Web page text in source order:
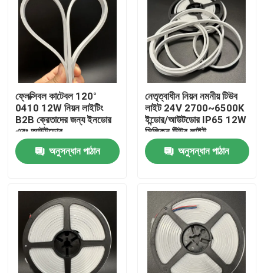
পণ্য
ভিডিও
ফ্লেক্সিবল কাটেবল 120°
0410 12W নিয়ন লাইটিং
B2B ক্রেতাদের জন্য ইনডোর
এবং আউটডোর
অনুসন্ধান পাঠান
নেতৃত্বাধীন নিয়ন নমনীয় টিউব
লাইট 24V 2700~6500K
ইন্ডোর/আউটডোর IP65 12W
সিলিকন টিউব লাইট
অনুসন্ধান পাঠান